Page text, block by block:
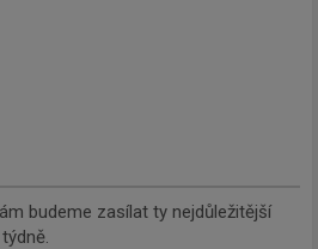
budeme zasílat ty nejdůležitější